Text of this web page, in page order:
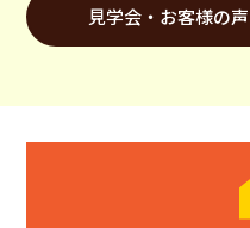
見学会・お客様の